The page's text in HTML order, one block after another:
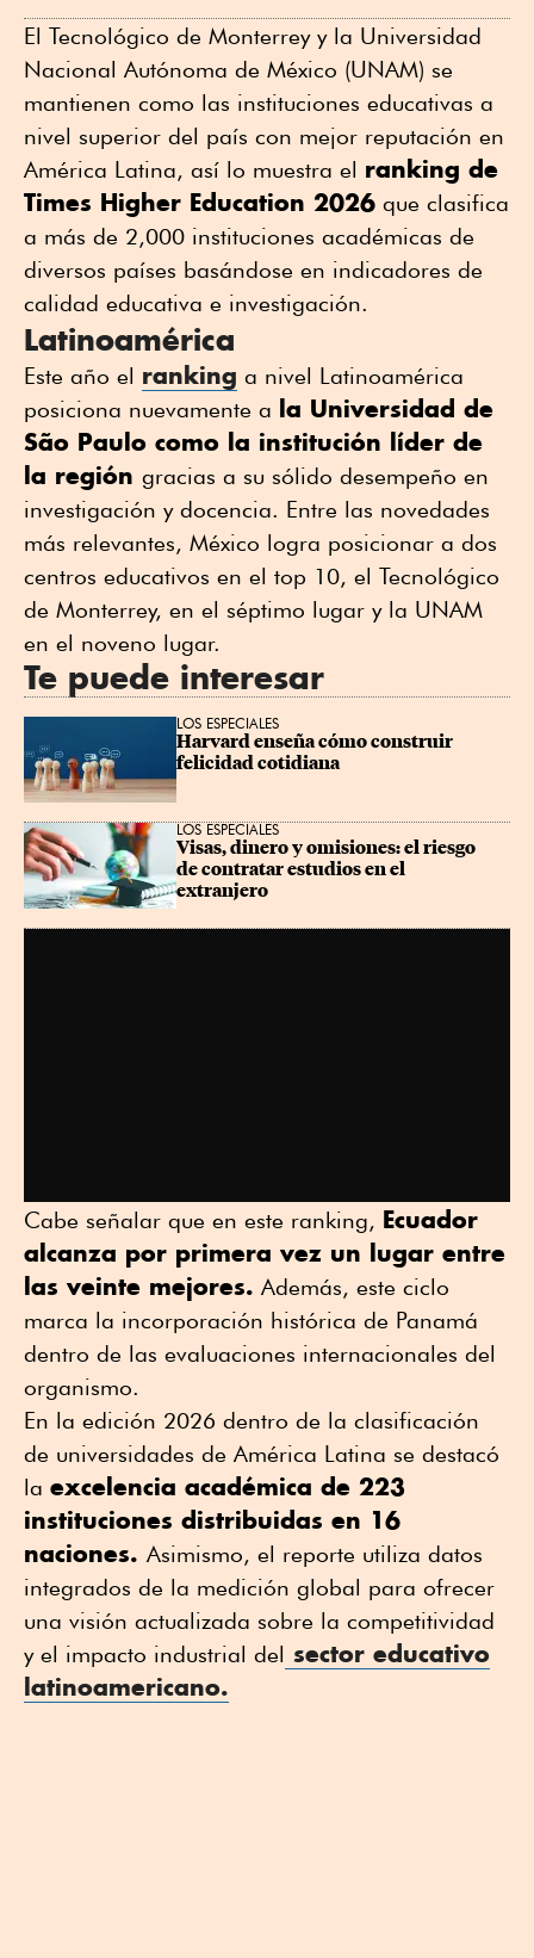
El Tecnológico de Monterrey y la Universidad
Nacional Autónoma de México (UNAM) se
mantienen como las instituciones educativas a
nivel superior del país con mejor reputación en
América Latina, así lo muestra el ranking de
Times Higher Education 2026 que clasifica
a más de 2,000 instituciones académicas de
diversos países basándose en indicadores de
calidad educativa e investigación.
Latinoamérica
Este año el ranking a nivel Latinoamérica
posiciona nuevamente a la Universidad de
São Paulo como la institución líder de
la región gracias a su sólido desempeño en
investigación y docencia. Entre las novedades
más relevantes, México logra posicionar a dos
centros educativos en el top 10, el Tecnológico
de Monterrey, en el séptimo lugar y la UNAM
en el noveno lugar.
Te puede interesar
LOS ESPECIALES
Harvard enseña cómo construir
felicidad cotidiana
LOS ESPECIALES
Visas, dinero y omisiones: el riesgo
de contratar estudios en el
extranjero
Cabe señalar que en este ranking, Ecuador
alcanza por primera vez un lugar entre
las veinte mejores. Además, este ciclo
marca la incorporación histórica de Panamá
dentro de las evaluaciones internacionales del
organismo.
En la edición 2026 dentro de la clasificación
de universidades de América Latina se destacó
la excelencia académica de 223
instituciones distribuidas en 16
naciones. Asimismo, el reporte utiliza datos
integrados de la medición global para ofrecer
una visión actualizada sobre la competitividad
y el impacto industrial del sector educativo
latinoamericano.